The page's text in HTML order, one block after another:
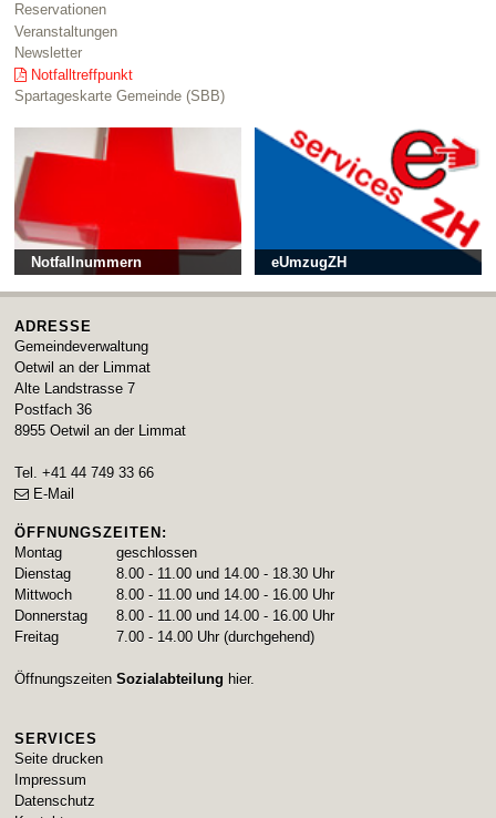
Reservationen
Veranstaltungen
Newsletter
Notfalltreffpunkt
Spartageskarte Gemeinde (SBB)
Notfallnummern eUmzugZH
ADRESSE
Gemeindeverwaltung
Oetwil an der Limmat
Alte Landstrasse 7
Postfach 36
8955 Oetwil an der Limmat
Tel.+41 44 749 33 66
E-Mail
ÖFFNUNGSZEITEN:
Montag
geschlossen
Dienstag
8.00 - 11.00 und 14.00 - 18.30 Uhr
Mittwoch
8.00 - 11.00 und 14.00 - 16.00 Uhr
Donnerstag
8.00 - 11.00 und 14.00 - 16.00 Uhr
Freitag
7.00 - 14.00 Uhr (durchgehend)
ÖffnungszeitenSozialabteilung hier.
SERVICES
Seite drucken
Impressum
Datenschutz